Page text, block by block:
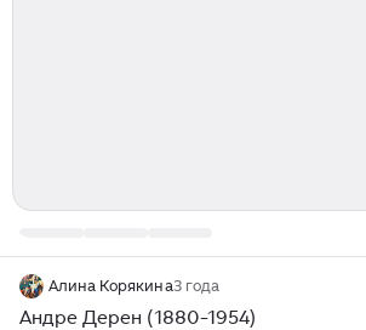
Алина Корякина3 года
Андре Дерен (1880-1954)